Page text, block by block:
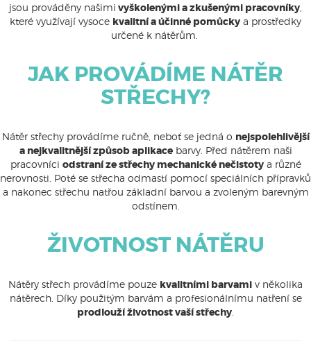
jsou prováděny našimi vyškolenými a zkušenými pracovníky
které využívají vysoce kvalitní a účinné pomůcky a prostředky
určené k nátěrům.
JAK PROVÁDÍME NÁTĚR
STŘECHY?
Nátěr střechy provádíme ručně, neboť se jedná o nejspolehlivější
a nejkvalitnější způsob aplikacebarvy. Před nátěrem naši
pracovníci odstraní ze střechy mechanické nečistotya různé
nerovnosti. Poté se střecha odmastí pomocí speciálních přípravků
a nakonec střechu natřou základní barvou a zvoleným barevným
odstínem.
ŽIVOTNOST NÁTĚRU
Nátěry střech provádíme pouze kvalitními barvami v několika
nátěrech. Díky použitým barvám a profesionálnímu natření se
prodlouží životnost vaší střechy